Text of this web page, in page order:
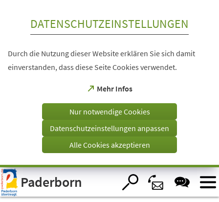
Visuelle
Assistenzsoftware
öffnen.
DATENSCHUTZEINSTELLUNGEN
Durch die Nutzung dieser Website erklären Sie sich damit
einverstanden, dass diese Seite Cookies verwendet.
Mehr Infos
(Öffnet
einem
Tab)
Nur notwendige Cookies
Datenschutzeinstellungen anpassen
Alle Cookies akzeptieren
Paderborn